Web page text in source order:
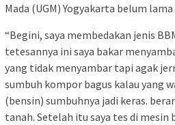
Mada (UGM) Yogyakarta belum lama
“Begini, saya membedakan jenis
tetesannya ini saya bakar
yang tidak menyambar tapi agak
sumbuh kompor bagus kalau yang
(bensin) sumbuhnya jadi keras.
tanah. Setelah itu saya tes di mesin